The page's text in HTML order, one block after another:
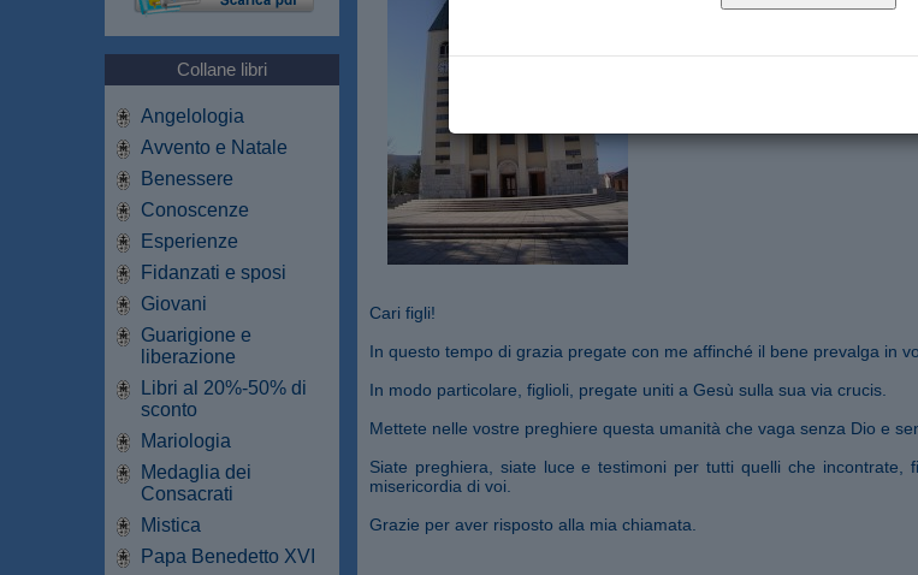
Collane libri
Angelologia
Avvento e Natale
Benessere
Conoscenze
Esperienze
Fidanzati e sposi
Giovani
Guarigione e
liberazione
Libri al 20%-50% di
sconto
Mariologia
Medaglia dei
Consacrati
Mistica
Papa Benedetto XVI
Cari figli!
In questo tempo di grazia pregate con me affinché il bene prevalga in
In modo particolare, figlioli, pregate uniti a Gesù sulla sua via crucis.
Mettete nelle vostre preghiere questa umanità che vaga senza Dio e
Siate preghiera, siate luce e testimoni per tutti quelli che incontrate,
misericordia di voi.
Grazie per aver risposto alla mia chiamata.